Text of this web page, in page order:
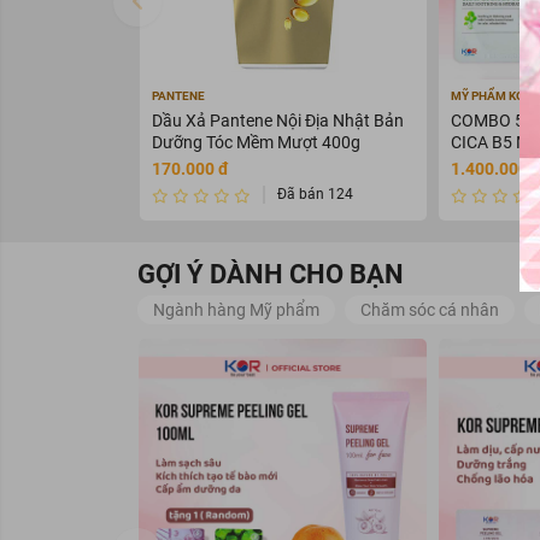
PANTENE
Dầu Xả Pantene Nội Địa Nhật Bản
Dưỡng Tóc Mềm Mượt 400g
170.000 đ
Đã bán 124
MỸ PHẨM KOR
COMBO 50
CICA B5
1.400.000 đ
GỢI Ý DÀNH CHO BẠN
Ngành hàng Mỹ phẩm Chăm sóc cá nhân